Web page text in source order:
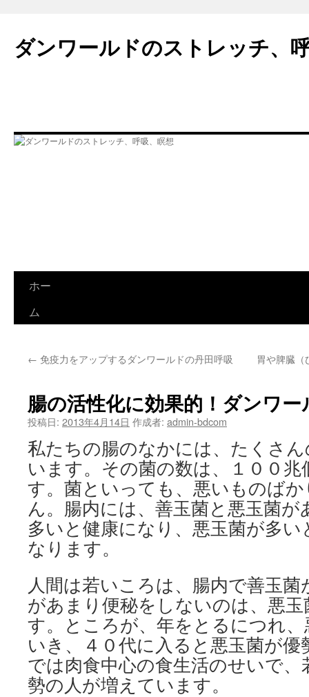
ダンワールドのストレッチ、
ン
へ
ス
キ
プ
ホー
ム
← 免疫力をアップするダンワールドの丹田呼吸 胃や脾臓
腸の活性化に効果的！ダンワ
投稿日: 2013年4月14日 作成者: admin-bdcom
私たちの腸のなかには、たくさ
います。その菌の数は、１００
す。菌といっても、悪いものば
ん。腸内には、善玉菌と悪玉菌
多いと健康になり、悪玉菌が多
なります。
人間は若いころは、腸内で善玉
があまり便秘をしないのは、悪
す。ところが、年をとるにつれ
いき、４０代に入ると悪玉菌が
では肉食中心の食生活のせいで
勢の人が増えています。